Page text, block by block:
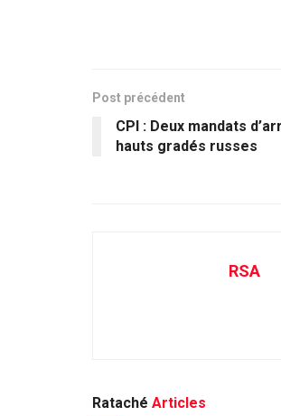
Post précédent
CPI : Deux mandats
hauts gradés russes
RSA
Rataché Articles